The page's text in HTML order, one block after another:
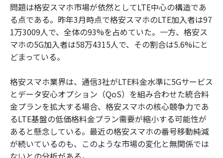
問題は格安スマホ市場が依然としてLTE中心の構造であ
る点である。昨年3月時点で格安スマホのLTE加入者は97
1万3009人で、全体の93%を占めていた。一方、格安ス
マホの5G加入者は58万4315人で、その割合は5.6%にと
どまっている。
格安スマホ業界は、通信3社がLTE料金水準に5Gサービス
とデータ安心オプション（QoS）を組み合わせた統合料
金プランを拡大する場合、格安スマホの核心競争力であ
るLTE基盤の低価格料金プラン需要が縮小する可能性が
あると懸念している。最近の格安スマホの番号移動純減
が続いているのも、このような市場の変化と無関係では